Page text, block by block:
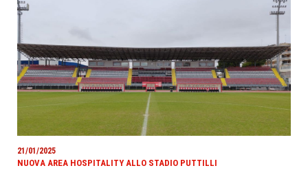
21/01/2025
NUOVA AREA HOSPITALITY ALLO STADIO PUTTILLI